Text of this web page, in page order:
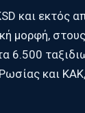
και εκτός
μορφή,
6.500
και